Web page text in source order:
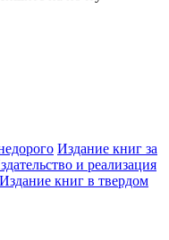
Издание книг за
и реализация
Издание книг в твердом